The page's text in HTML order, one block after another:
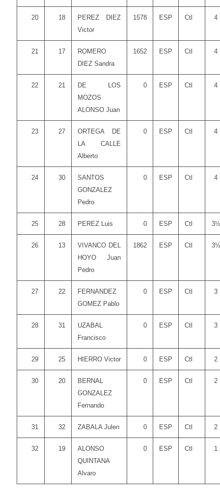
20 18
PEREZ DIEZ
Victor
1578 ESP Ctl 4
21 17
ROMERO
DIEZ Sandra
1652 ESP Ctl 4
22 21
DE LOS
MOZOS
ALONSO Juan
0 ESP Ctl 4
23 27
ORTEGA DE
LA CALLE
Alberto
0 ESP Ctl 4
24 30
SANTOS
GONZALEZ
Pedro
0 ESP Ctl 4
25 28 PEREZ Luis 0 ESP Ctl 3½
26 13
VIVANCO DEL
HOYO Juan
Pedro
1862 ESP Ctl 3½
27 22
FERNANDEZ
GOMEZ Pablo
0 ESP Ctl 3
28 31
UZABAL
Francisco
0 ESP Ctl 3
29 25 HIERRO Victor 0 ESP Ctl 2
30 20
BERNAL
GONZALEZ
Fernando
0 ESP Ctl 2
31 32 ZABALA Julen 0 ESP Ctl 2
32 19
ALONSO
QUINTANA
Alvaro
0 ESP Ctl 1